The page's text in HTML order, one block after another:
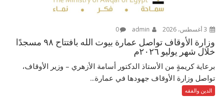
0
وزارة الأوقاف تواصل عمارة بيوت الله بافتتاح ٩٨ مسجدًا
خلال شهر يوليو ٢٠٢٦م
برعاية كريمةٍ من الأستاذ الدكتور أسامة الأزهري – وزير الأوقاف،
تواصل وزارة الأوقاف جهودها في عمارة...
الدين والفقه